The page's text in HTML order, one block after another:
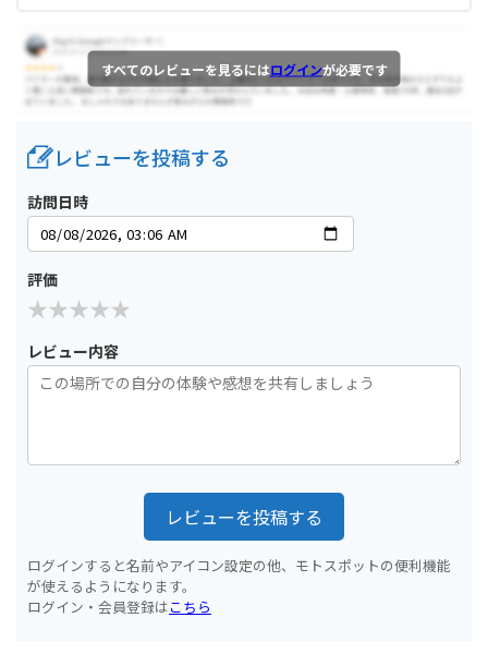
すべてのレビューを見るにはログインが必要です
レビューを投稿する
訪問日時
評価
レビュー内容
レビューを投稿する
ログインすると名前やアイコン設定の他、モトスポットの便利機能
が使えるようになります。
ログイン・会員登録はこちら